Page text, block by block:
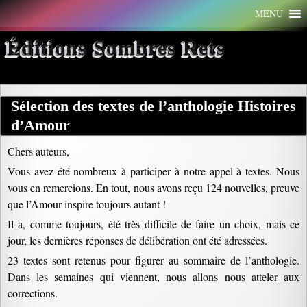
Aller
au
contenu
MENU
Éditions Sombres Rets
Sélection des textes de l’anthologie Histoires
d’Amour
Chers auteurs,
Vous avez été nombreux à participer à notre appel à textes. Nous
vous en remercions. En tout, nous avons reçu 124 nouvelles, preuve
que l’Amour inspire toujours autant !
Il a, comme toujours, été très difficile de faire un choix, mais ce
jour, les dernières réponses de délibération ont été adressées.
23 textes sont retenus pour figurer au sommaire de l’anthologie.
Dans les semaines qui viennent, nous allons nous atteler aux
corrections.